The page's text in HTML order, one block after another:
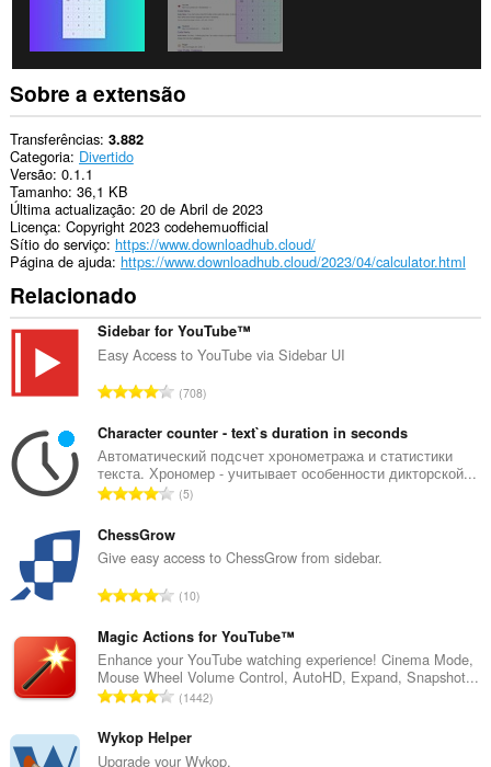
Sobre a extensão
Transferências 3.882
Categoria Divertido
Versão 0.1.1
Tamanho 36,1 KB
Última actualização 20 de Abril de 2023
Licença Copyright 2023 codehemuofficial
Sítio do serviço https://www.downloadhub.cloud/
Página de ajuda https://www.downloadhub.cloud/2023/04/calculator.html
Relacionado
Sidebar for YouTube™
Easy Access to YouTube via Sidebar UI
N
m
e
r
o
o
t
a
d
e
a
v
l
708
Character counter - text`s duration in seconds
Автоматический подсчет хронометража и статистики
текста. Хрономер - учитывает особенности дикторской...
N
m
e
o
o
t
a
d
e
5
ChessGrow
Give easy access to ChessGrow from sidebar.
N
m
e
r
o
o
10
Magic Actions for YouTube™
Enhance your YouTube watching experience! Cinema Mode,
Mouse Wheel Volume Control, AutoHD, Expand, Snapshot...
N
m
e
1442
Wykop Helper
Upgrade your Wykop.